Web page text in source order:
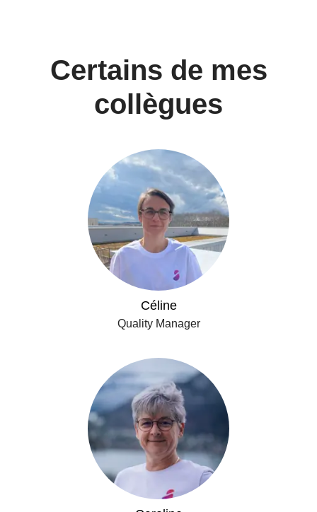
Certains de mes
collègues
Céline
Quality Manager